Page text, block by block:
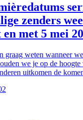
zenders
met 5 mei
graag weten wanneer
we je op de
uitkomen de